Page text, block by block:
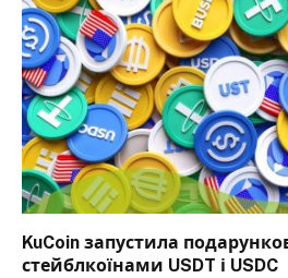
KuCoin запустила
стейблкоїнами USDT і USDC